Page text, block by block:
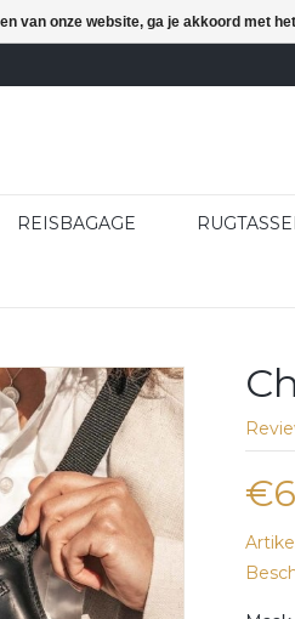
REISBAGAGE
van onze website, ga je akkoord met